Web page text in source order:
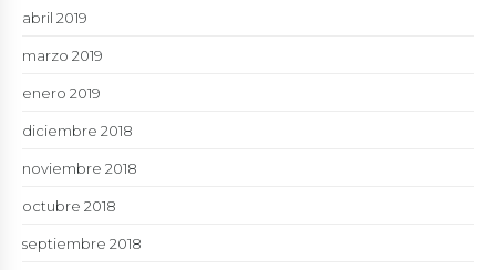
abril 2019
marzo 2019
enero 2019
diciembre 2018
noviembre 2018
octubre 2018
septiembre 2018